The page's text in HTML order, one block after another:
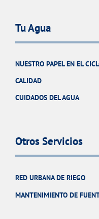
Tu Agua
NUESTRO PAPEL EN EL
CALIDAD
CUIDADOS DEL AGUA
Otros Servicios
RED URBANA DE RIEGO
MANTENIMIENTO DE